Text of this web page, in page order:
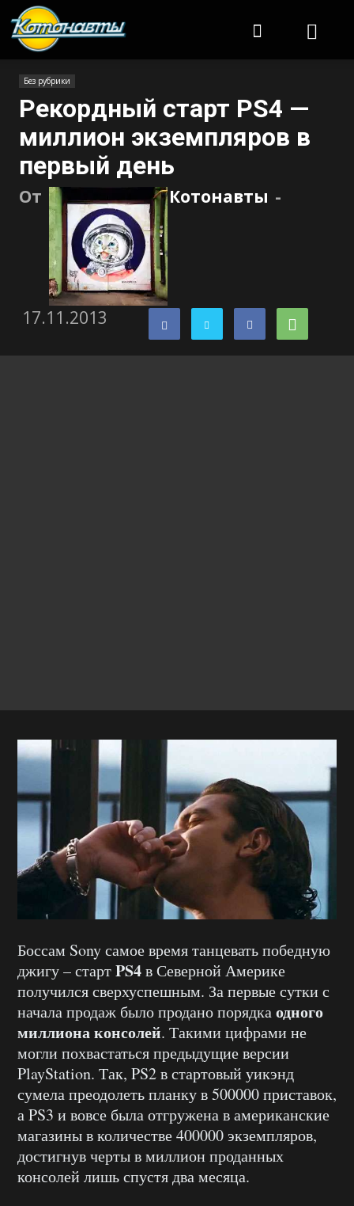
Без рубрики
Рекордный старт PS4 —
миллион экземпляров в
первый день
От Котонавты -
17.11.2013
Боссам Sony самое время танцевать победную
джигу – стартPS4в Северной Америке
получился сверхуспешным. За первые сутки с
начала продаж было продано порядкаодного
миллиона консолей. Такими цифрами не
могли похвастаться предыдущие версии
PlayStation. Так, PS2 в стартовый уикэнд
сумела преодолеть планку в 500000 приставок,
а PS3 и вовсе была отгружена в американские
магазины в количестве 400000 экземпляров,
достигнув черты в миллион проданных
консолей лишь спустя два месяца.